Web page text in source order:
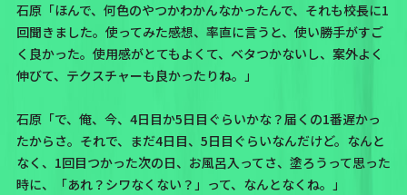
石原「ほんで、何色のやつかわかんなかったんで、それも校長に1
回聞きました。使ってみた感想、率直に言うと、使い勝手がすご
く良かった。使用感がとてもよくて、ベタつかないし、案外よく
伸びて、テクスチャーも良かったりね。」
石原「で、俺、今、4日目か5日目ぐらいかな？届くの1番遅かっ
たからさ。それで、まだ4日目、5日目ぐらいなんだけど。なんと
なく、1回目つかった次の日、お風呂入ってさ、塗ろうって思った
時に、「あれ？シワなくない？」って、なんとなくね。」